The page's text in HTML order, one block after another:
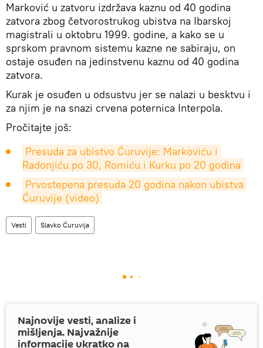
Marković u zatvoru izdržava kaznu od 40 godina
zatvora zbog četvorostrukog ubistva na Ibarskoj
magistrali u oktobru 1999. godine, a kako se u
sprskom pravnom sistemu kazne ne sabiraju, on
ostaje osuđen na jedinstvenu kaznu od 40 godina
zatvora.
Kurak je osuđen u odsustvu jer se nalazi u besktvu i
za njim je na snazi crvena poternica Interpola.
Pročitajte još:
Presuda za ubistvo Ćuruvije: Markoviću i
Radonjiću po 30, Romiću i Kurku po 20 godina
Prvostepena presuda 20 godina nakon ubistva
Ćuruvije (video)
Vesti Slavko Ćuruvija
Najnovije vesti, analize i
mišljenja. Najvažnije
informacije ukratko na